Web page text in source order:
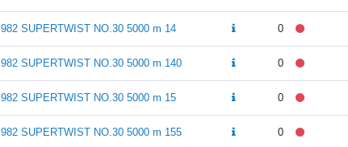
982 SUPERTWIST NO.30 5000 m 14 0
982 SUPERTWIST NO.30 5000 m 140 0
982 SUPERTWIST NO.30 5000 m 15 0
982 SUPERTWIST NO.30 5000 m 155 0